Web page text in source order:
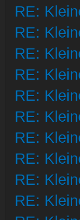
RE:
RE:
RE:
RE:
RE:
RE:
RE:
RE:
RE:
RE: